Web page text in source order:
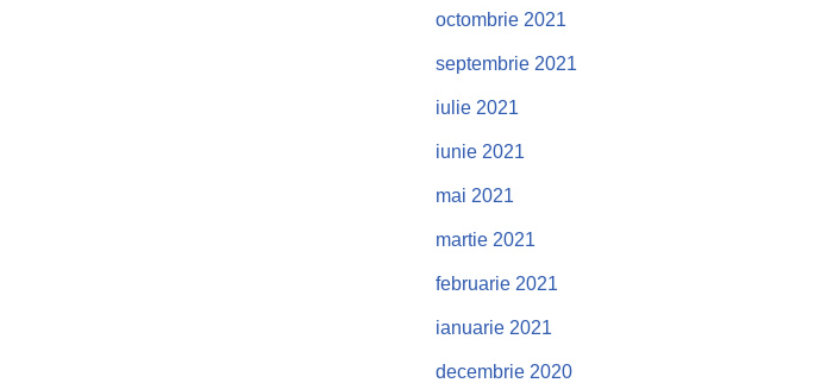
octombrie 2021
septembrie 2021
iulie 2021
iunie 2021
mai 2021
martie 2021
februarie 2021
ianuarie 2021
decembrie 2020